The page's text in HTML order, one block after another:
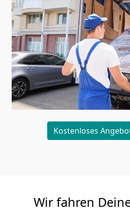
Kostenloses
Wir fahren